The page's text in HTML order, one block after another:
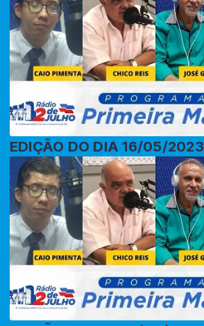
EDIÇÃO DO DIA 16/05/2023